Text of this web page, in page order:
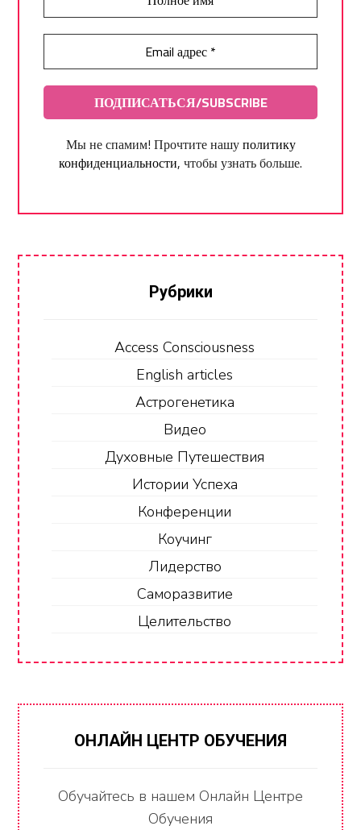
Мы не спамим! Прочтите нашуполитику
конфиденциальности, чтобы узнать больше.
Рубрики
Access Consciousness
English articles
Астрогенетика
Видео
Духовные Путешествия
Истории Успеха
Конференции
Коучинг
Лидерство
Саморазвитие
Целительство
ОНЛАЙН ЦЕНТР ОБУЧЕНИЯ
Обучайтесь в нашем Онлайн Центре
Обучения